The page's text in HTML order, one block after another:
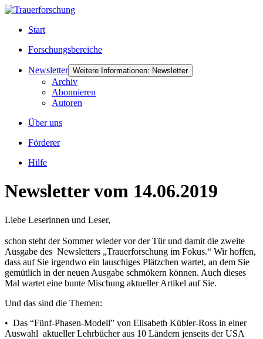
Start
Forschungsbereiche
Newsletter Weitere Informationen: Newsletter
Archiv
Abonnieren
Autoren
Über uns
Förderer
Hilfe
Newsletter vom 14.06.2019
Liebe Leserinnen und Leser,
schon steht der Sommer wieder vor der Tür und damit die zweite
Ausgabe des Newsletters „Trauerforschung im Fokus.“ Wir hoffen,
dass auf Sie irgendwo ein lauschiges Plätzchen wartet, an dem Sie
gemütlich in der neuen Ausgabe schmökern können. Auch dieses
Mal wartet eine bunte Mischung aktueller Artikel auf Sie.
Und das sind die Themen:
• Das “Fünf-Phasen-Modell” von Elisabeth Kübler-Ross in einer
Auswahl aktueller Lehrbücher aus 10 Ländern jenseits der USA